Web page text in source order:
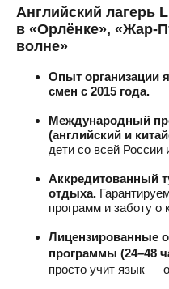
Английский лагерь
в «Орлёнке», «Жар-
волне»
Опыт организации
смен с 2015 года.
Международный
(английский и
дети со всей России
Аккредитованный
отдыха.
программ и заботу о
Лицензированные
программы (24–48
просто учит язык —